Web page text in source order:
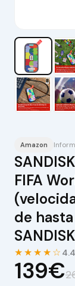
Amazon
FIFA
de
★★★★☆
139€